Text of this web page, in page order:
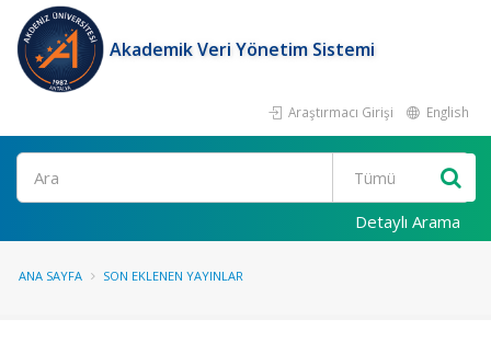
Akademik Veri Yönetim Sistemi
Araştırmacı Girişi English
Ara
Detaylı Arama
ANA SAYFA SON EKLENEN YAYINLAR